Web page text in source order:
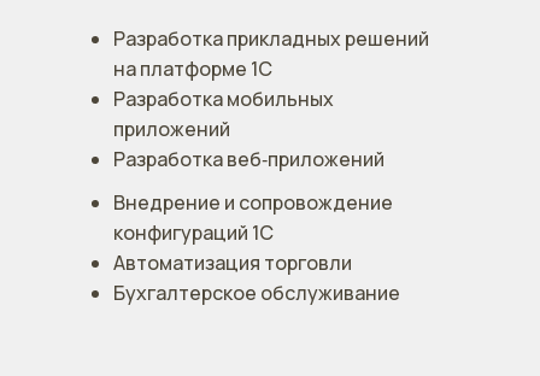
Внедрение и сопровождение
конфигураций 1С
Автоматизация торговли
Бухгалтерское обслуживание
Разработка прикладных решений
на платформе 1С
Разработка мобильных
приложений
Разработка веб‑приложений